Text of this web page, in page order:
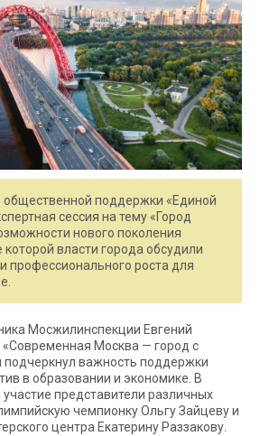
общественной поддержки «Единой
сессия на тему «Город
нового поколения
власти города обсудили
профессионального роста для
Мосжилинспекции Евгений
«Современная Москва — город с
подчеркнул важность поддержки
в образовании и экономике. В
представители различных
чемпионку Ольгу Зайцеву и
центра Екатерину Раззакову.